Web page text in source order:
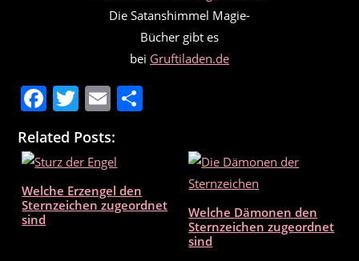
Die Satanshimmel Magie-
Bücher gibt es
bei Gruftiladen.de
F
a
c
e
b
T
w
itt
er
E
ai
l
Related Posts:
Welche Erzengel den
Sternzeichen zugeordnet
sind
Welche Dämonen den
Sternzeichen zugeordnet
sind